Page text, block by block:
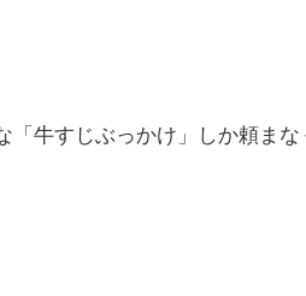
牛すじぶっかけ」しか頼まな